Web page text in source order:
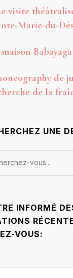
visite
Marie-du-
Babayaga
de
de la
UNE
INFORMÉ
VOUS: